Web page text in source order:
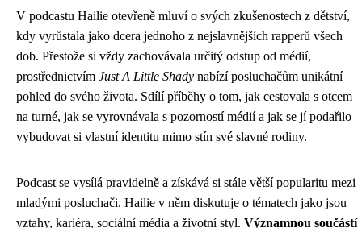
V podcastu Hailie otevřeně mluví o svých zkušenostech z dětství,
kdy vyrůstala jako dcera jednoho z nejslavnějších rapperů všech
dob. Přestože si vždy zachovávala určitý odstup od médií,
prostřednictvím Just A Little Shady nabízí posluchačům unikátní
pohled do svého života. Sdílí příběhy o tom, jak cestovala s otcem
na turné, jak se vyrovnávala s pozorností médií a jak se jí podařilo
vybudovat si vlastní identitu mimo stín své slavné rodiny.
Podcast se vysílá pravidelně a získává si stále větší popularitu mezi
mladými posluchači. Hailie v něm diskutuje o tématech jako jsou
vztahy, kariéra, sociální média a životní styl. Významnou součástí